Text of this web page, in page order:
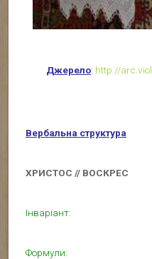
Джерело: http://
Вербальна структура
ХРИСТОС // ВОСКРЕС
Інваріант:
Формули: